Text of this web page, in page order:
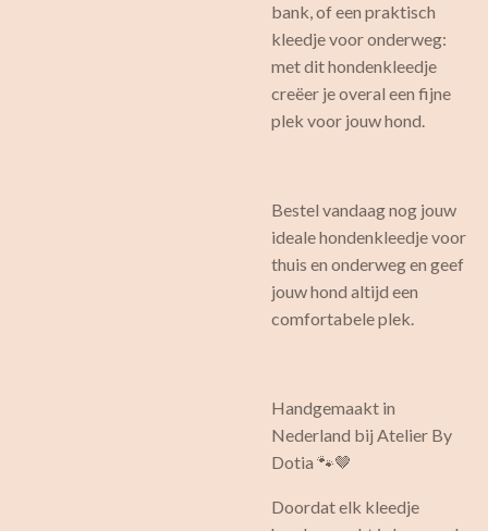
bank, of een praktisch
kleedje voor onderweg:
met dit hondenkleedje
creëer je overal een fijne
plek voor jouw hond.
Bestel vandaag nog jouw
ideale hondenkleedje voor
thuis en onderweg en geef
jouw hond altijd een
comfortabele plek.
Handgemaakt in
Nederland bij Atelier By
Dotia 🐾🤎
Doordat elk kleedje